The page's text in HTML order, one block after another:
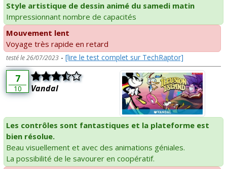
Style artistique de dessin animé du samedi matin
Impressionnant nombre de capacités
Mouvement lent
Voyage très rapide en retard
testé le 26/07/2023 - [lire le test complet sur TechRaptor]
7
10 Vandal
Les contrôles sont fantastiques et la plateforme est
bien résolue.
Beau visuellement et avec des animations géniales.
La possibilité de le savourer en coopératif.